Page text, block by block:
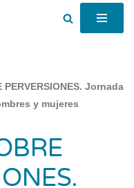
PERVERSIONES. Jornada
y mujeres